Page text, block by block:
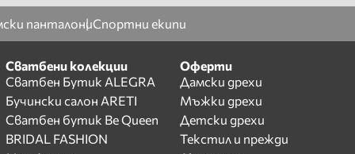
панталониСпортни екипи
Сватбени колекции
Сватбен Бутик ALEGRA
Бучински салон ARETI
Сватбен бутик Be Queen
BRIDAL FASHION
Оферти
Дамски дрехи
Мъжки дрехи
Детски дрехи
Текстил и прежди